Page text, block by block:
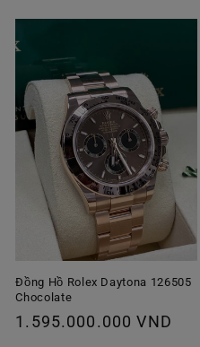
Đồng Hồ Rolex Daytona 126505
Chocolate
Giá
1.595.000.000 VND